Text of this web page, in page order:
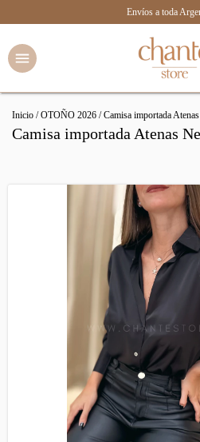
Envíos a toda
Inicio / OTOÑO 2026 / Camisa importada
Camisa importada Atenas